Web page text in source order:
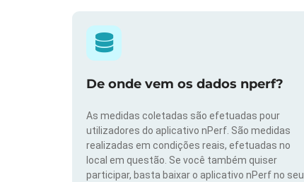
De onde vem os dados nperf?
As medidas coletadas são efetuadas pour
utilizadores do aplicativo nPerf. São medidas
realizadas em condições reais, efetuadas no
local em questão. Se você também quiser
participar, basta baixar o aplicativo nPerf no seu